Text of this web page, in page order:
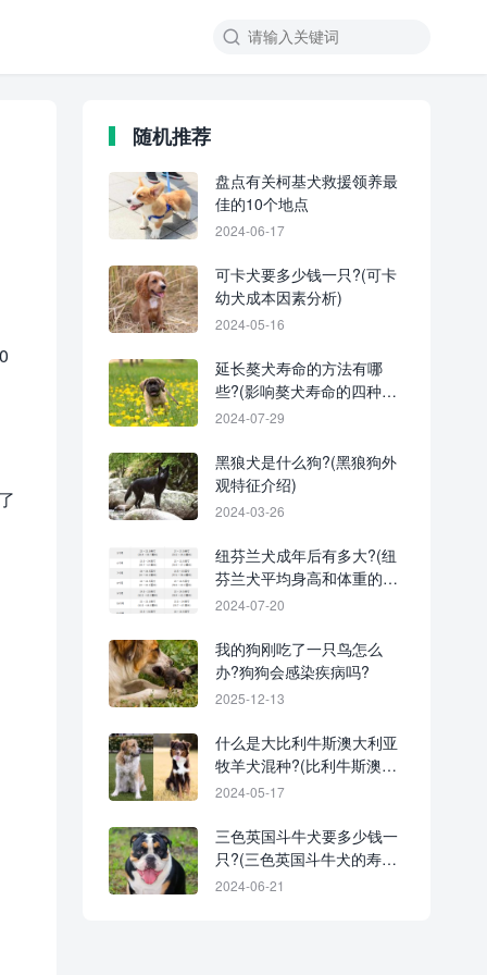
随机推荐
盘点有关柯基犬救援领养最
佳的10个地点
2024-06-17
可卡犬要多少钱一只?(可卡
幼犬成本因素分析)
2024-05-16
延长獒犬寿命的方法有哪
些?(影响獒犬寿命的四种因
素)
2024-07-29
黑狼犬是什么狗?(黑狼狗外
观特征介绍)
2024-03-26
纽芬兰犬成年后有多大?(纽
芬兰犬平均身高和体重的对
照表)
2024-07-20
我的狗刚吃了一只鸟怎么
办?狗狗会感染疾病吗?
2025-12-13
什么是大比利牛斯澳大利亚
牧羊犬混种?(比利牛斯澳牧
杂交起源历史)
2024-05-17
三色英国斗牛犬要多少钱一
只?(三色英国斗牛犬的寿命
有多长)
2024-06-21